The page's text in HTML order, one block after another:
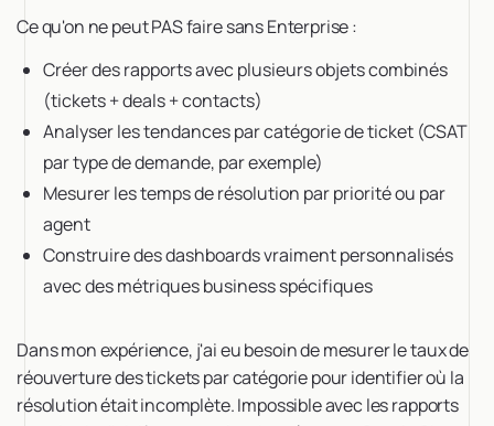
Ce qu'on ne peut PAS faire sans Enterprise :
Créer des rapports avec plusieurs objets combinés
(tickets + deals + contacts)
Analyser les tendances par catégorie de ticket (CSAT
par type de demande, par exemple)
Mesurer les temps de résolution par priorité ou par
agent
Construire des dashboards vraiment personnalisés
avec des métriques business spécifiques
Dans mon expérience, j'ai eu besoin de mesurer le taux de
réouverture des tickets par catégorie pour identifier où la
résolution était incomplète. Impossible avec les rapports